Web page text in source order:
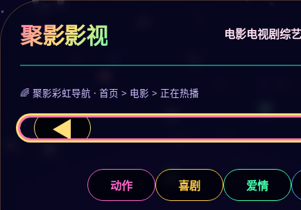
聚影影视 电影电视剧综艺
🌈 聚影彩虹导航 · 首页 > 电影 > 正在热播
◀
动作 喜剧 爱情